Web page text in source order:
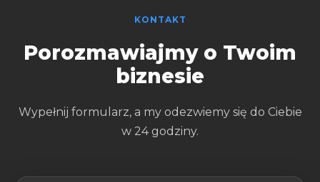
KONTAKT
Porozmawiajmy o Twoim
biznesie
Wypełnij formularz, a my odezwiemy się do Ciebie
w 24 godziny.